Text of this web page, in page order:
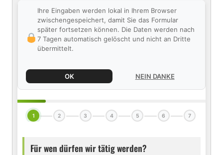
Ihre Eingaben werden lokal in Ihrem Browser
zwischengespeichert, damit Sie das Formular
später fortsetzen können. Die Daten werden nach
7 Tagen automatisch gelöscht und nicht an Dritte
übermittelt.
OK NEIN DANKE
1 2 3 4 5 6 7
Für wen dürfen wir tätig werden?